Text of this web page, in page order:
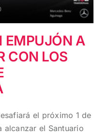
EMPUJÓN A
CON LOS
el próximo 1 de
alcanzar el Santuario